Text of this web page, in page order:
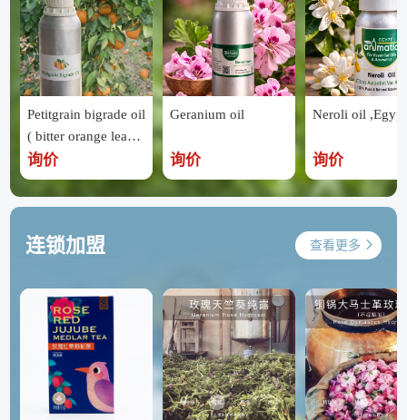
Petitgrain bigrade oil
( bitter orange leave
s ) ,Egypt
询价
Geranium oil
询价
Neroli oil ,Egypt
询价
连锁加盟 查看更多